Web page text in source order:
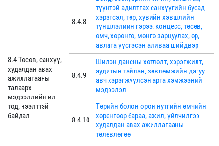
8.4 Төсөв, санхүү,
худалдан авах
ажиллагааны
талаарх
мэдээллийн ил
тод, нээлттэй
байдал
8.4.8
түүнтэй адилтгах санхүүгийн бусад
хэрэгсэл, төр, хувийн хэвшлийн
түншлэлийн гэрээ, концесс, төсөв,
өмч, хөрөнгө, мөнгө зарцуулах, өр,
авлага үүсгэсэн аливаа шийдвэр
8.4.9
Шилэн дансны хөтлөлт, хэрэгжилт,
аудитын тайлан, зөвлөмжийн дагуу
авч хэрэгжүүлсэн арга хэмжээний
мэдээлэл
8.4.10
Төрийн болон орон нутгийн өмчийн
хөрөнгөөр бараа, ажил, үйлчилгээ
худалдан авах ажиллагааны
төлөвлөгөө